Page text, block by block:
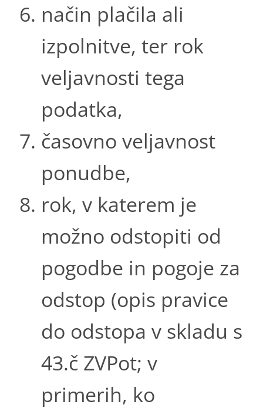
način plačila ali
izpolnitve, ter rok
veljavnosti tega
podatka,
časovno veljavnost
ponudbe,
rok, v katerem je
možno odstopiti od
pogodbe in pogoje za
odstop (opis pravice
do odstopa v skladu s
43.č ZVPot; v
primerih, ko